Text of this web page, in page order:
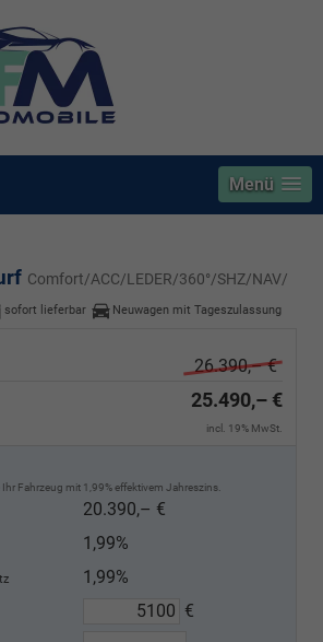
Menü
Comfort/ACC/LEDER/360°/SHZ/NAV/
sofort lieferbar Neuwagen mit Tageszulassung
26.390,– €
25.490,– €
incl. 19% MwSt.
Fahrzeug mit 1,99% effektivem Jahreszins.
20.390,– €
1,99%
1,99%
€